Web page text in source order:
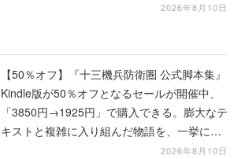
2026年8月10日
【50％オフ】『十三機兵防衛圏 公式脚本集』
Kindle版が50％オフとなるセールが開催中、
「3850円→1925円」で購入できる。膨大なテ
キストと複雑に入り組んだ物語を、一挙に再
2026年8月10日